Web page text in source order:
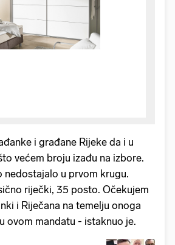
i građane Rijeke da i u
većem broju izađu na izbore.
nedostajalo u prvom krugu.
riječki, 35 posto. Očekujem
i Riječana na temelju onoga
ovom mandatu - istaknuo je.